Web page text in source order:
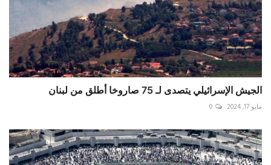
الجيش الإسرائيلي يتصدى لـ 75 صاروخا أطلق من لبنان
مايو 17, 2024 0